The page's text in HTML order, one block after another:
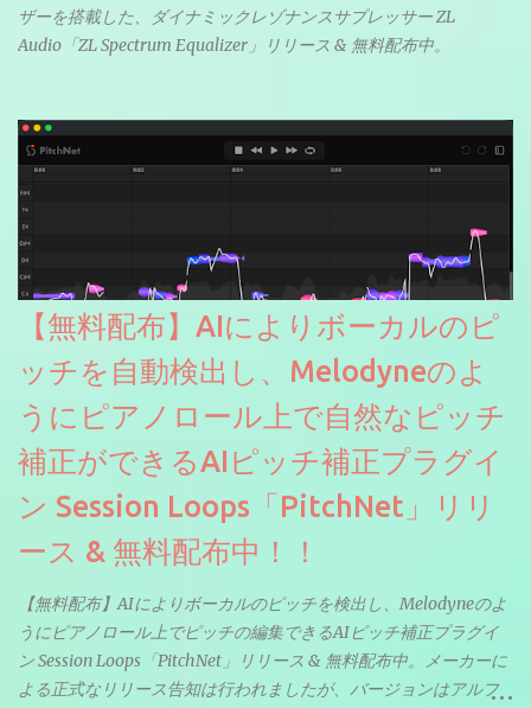
ザーを搭載した、ダイナミックレゾナンスサプレッサー ZL
Audio「ZL Spectrum Equalizer」リリース & 無料配布中。
【無料配布】AIによりボーカルのピ
ッチを自動検出し、Melodyneのよ
うにピアノロール上で自然なピッチ
補正ができるAIピッチ補正プラグイ
ン Session Loops「PitchNet」リリ
ース & 無料配布中！！
【無料配布】AIによりボーカルのピッチを検出し、Melodyneのよ
うにピアノロール上でピッチの編集できるAIピッチ補正プラグイ
ン Session Loops「PitchNet」リリース & 無料配布中。メーカーに
よる正式なリリース告知は行われましたが、バージョンはアルフ